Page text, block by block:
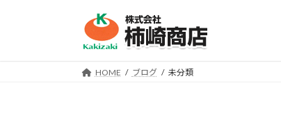
HOME ブログ 未分類